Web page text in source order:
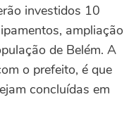
investidos 10
ampliação
de Belém. A
o prefeito, é que
concluídas em